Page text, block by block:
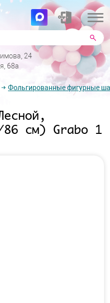
24
68а
Фольгированные фигурные
см) Grabo 1